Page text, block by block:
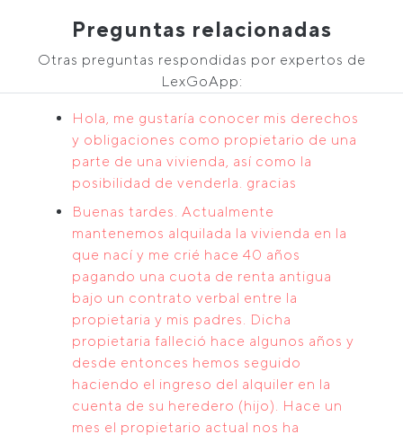
Preguntas relacionadas
Otras preguntas respondidas por expertos de
LexGoApp:
Hola, me gustaría conocer mis derechos
y obligaciones como propietario de una
parte de una vivienda, así como la
posibilidad de venderla. gracias
Buenas tardes. Actualmente
mantenemos alquilada la vivienda en la
que nací y me crié hace 40 años
pagando una cuota de renta antigua
bajo un contrato verbal entre la
propietaria y mis padres. Dicha
propietaria falleció hace algunos años y
desde entonces hemos seguido
haciendo el ingreso del alquiler en la
cuenta de su heredero (hijo). Hace un
mes el propietario actual nos ha